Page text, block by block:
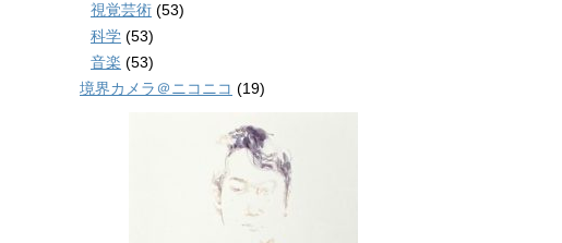
視覚芸術 (53)
科学 (53)
音楽 (53)
境界カメラ＠ニコニコ (19)